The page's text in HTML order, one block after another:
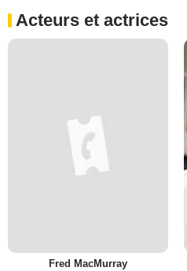
Acteurs et actrices
Fred MacMurray